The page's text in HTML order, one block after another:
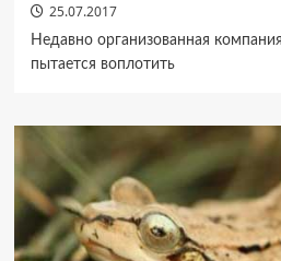
25.07.2017
Недавно организованная
пытается воплотить